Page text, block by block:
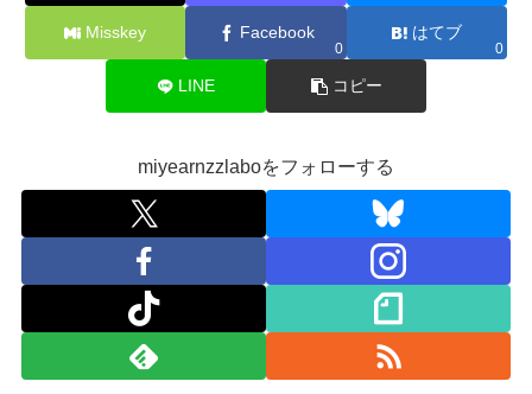
Misskey Facebook
0
はてブ
0
LINE コピー
miyearnzzlaboをフォローする